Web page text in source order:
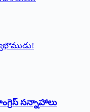
‌సన్నాహాలు